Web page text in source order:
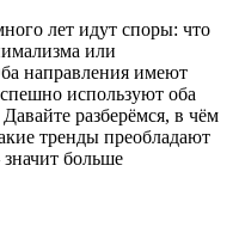
лет идут споры: что
или
направления имеют
используют оба
разберёмся, в чём
тренды преобладают
больше